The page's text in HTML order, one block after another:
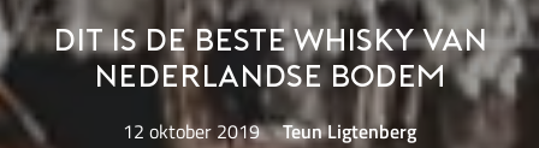
Dit is de beste whisky van
Nederlandse bodem
12 oktober 2019 Teun Ligtenberg